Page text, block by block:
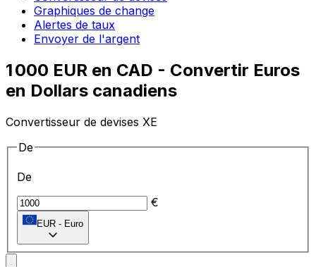
Graphiques de change
Alertes de taux
Envoyer de l'argent
1 000 EUR en CAD - Convertir Euros
en Dollars canadiens
Convertisseur de devises XE
De
De
€
EUR - Euro